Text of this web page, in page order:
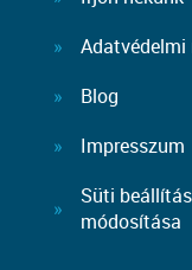
Blog
Impresszum
Süti
módosítása